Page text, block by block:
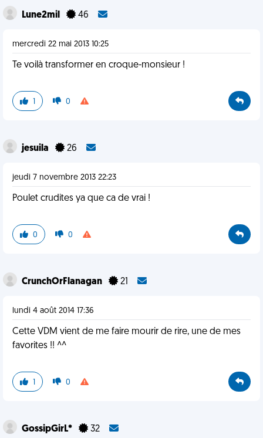
Lune2mil 46
mercredi 22 mai 2013 10:25
Te voilà transformer en croque-monsieur !
1 0
jesuila 26
jeudi 7 novembre 2013 22:23
Poulet crudites ya que ca de vrai !
0 0
CrunchOrFlanagan 21
lundi 4 août 2014 17:36
Cette VDM vient de me faire mourir de rire, une de mes
favorites !! ^^
1 0
GossipGirL* 32